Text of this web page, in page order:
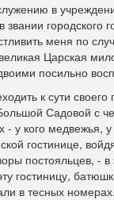
в
звании городского
меня по
Царская
посильно
к сути
Садовой с
у кого медвежья,
гостинице,
постояльцев, -
гостиницу,
в тесных номерах.